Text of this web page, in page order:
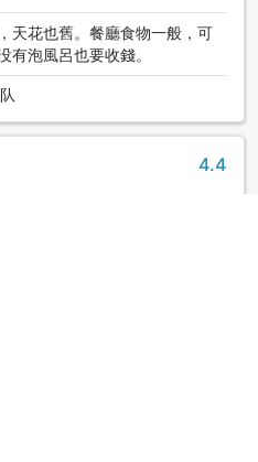
)
先告知酒店幼儿人数与年龄。
住3位大人。
天花也舊。餐廳食物一般，可
有泡風呂也要收錢。
4.4